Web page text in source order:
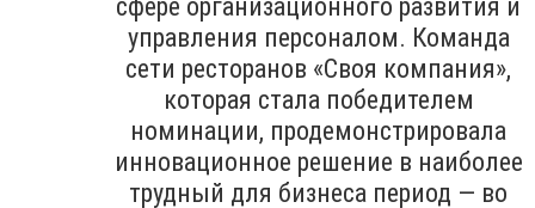
сфере организационного развития и
управления персоналом. Команда
сети ресторанов «Своя компания»,
которая стала победителем
номинации, продемонстрировала
инновационное решение в наиболее
трудный для бизнеса период — во